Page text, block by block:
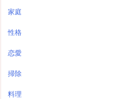
家庭
性格
恋愛
掃除
料理